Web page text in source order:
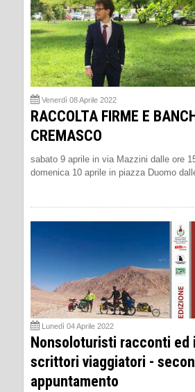
Venerdì 08 Aprile 2022
RACCOLTA FIRME E
CREMASCO
sabato 9 aprile in via Mazzini dalle ore
domenica 10 aprile in piazza Duomo
Lunedì 04 Aprile 2022
Nonsoloturisti racconti ed
scrittori viaggiatori -
appuntamento